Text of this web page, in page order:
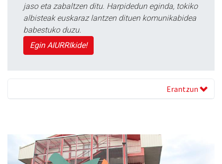
jaso eta zabaltzen ditu. Harpidedun eginda, tokiko
albisteak euskaraz lantzen dituen komunikabidea
babestuko duzu.
Egin AIURRIkide!
Erantzun